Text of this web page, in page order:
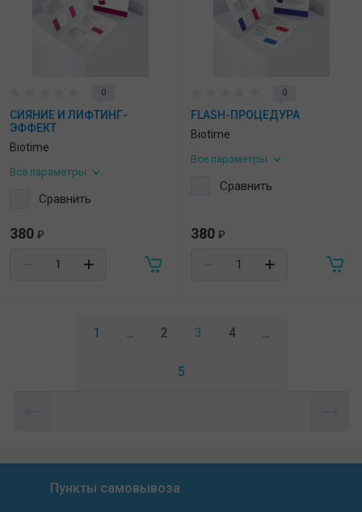
0
СИЯНИЕ И ЛИФТИНГ-
ЭФФЕКТ
Biotime
Все параметры
Сравнить
380 ₽
0
FLASH-ПРОЦЕДУРА
Biotime
Все параметры
Сравнить
380 ₽
1 ... 2 3 4 ...
5
Пункты самовывоза